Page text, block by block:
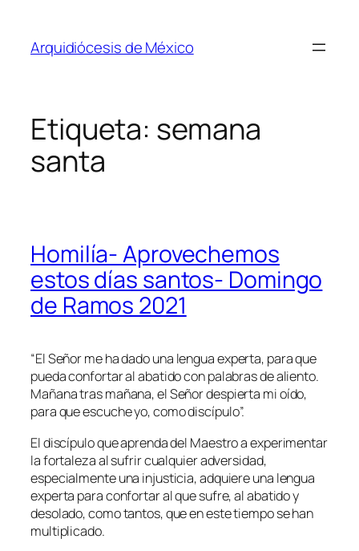
contenido
Arquidiócesis de México
Etiqueta: semana
santa
Homilía- Aprovechemos
estos días santos- Domingo
de Ramos 2021
“El Señor me ha dado una lengua experta, para que
pueda confortar al abatido con palabras de aliento.
Mañana tras mañana, el Señor despierta mi oído,
para que escuche yo, como discípulo”.
El discípulo que aprenda del Maestro a experimentar
la fortaleza al sufrir cualquier adversidad,
especialmente una injusticia, adquiere una lengua
experta para confortar al que sufre, al abatido y
desolado, como tantos, que en este tiempo se han
multiplicado.